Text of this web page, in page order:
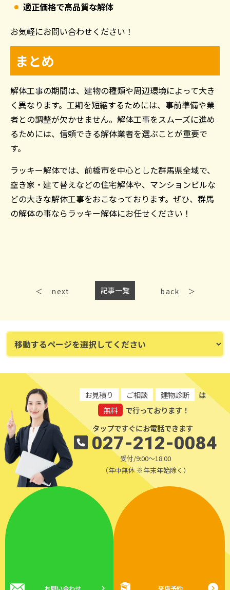
適正価格で高品質な解体
お気軽にお問い合わせください！
まとめ
解体工事の期間は、建物の種類や周辺環境によって大き
く異なります。工期を短縮するためには、事前準備や業
者との調整が欠かせません。解体工事をスムーズに進め
るためには、信頼できる解体業者を選ぶことが重要で
す。
ラッキー解体では、前橋市を中心とした群馬県全域で、
空き家・建て替えなどの住宅解体や、マンションビルな
どの大きな解体工事をおこなっております。ぜひ、群馬
の解体の事ならラッキー解体にお任せください！
next 記事一覧 back
お見積り ご相談 建物診断
は
無料
で行っております！
タップですぐにお電話できます
027-212-0084
受付/9:00～18:00
（年中無休 ※年末年始除く）
お問い合わせ 来店予約